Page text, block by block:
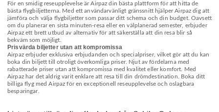
För en smidig reseupplevelse är Airpaz din bästa plattform för att hitta de
bästa flygbiljetterna. Med ett användarvänligt gränssnitt hjälper Airpaz dig att
jämföra och välja flygbiljetter som passar ditt schema och din budget. Oavsett
om du planerar en sista minuten-resa eller en välplanerad semester, erbjuder
Airpaz ett brett utbud av alternativ för att säkerställa att din resa blir så
bekväm som möjligt.
Prisvärda biljetter utan att kompromissa
Airpaz erbjuder exklusiva erbjudanden och specialpriser, vilket gör att du kan
boka din biljett till otroligt överkomliga priser. Njut av fördelarna med
rabatterade priser utan att kompromissa med kvalitet eller komfort. Med
Airpaz har det aldrig varit enklare att resa till din drömdestination. Boka ditt
billiga flyg med Airpaz för en exceptionell reseupplevelse och oslagbara
besparingar.